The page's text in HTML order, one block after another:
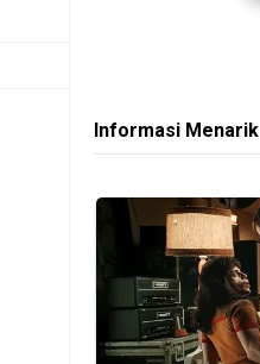
Informasi Menarik